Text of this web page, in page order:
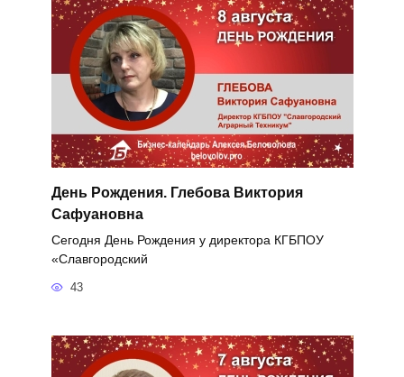
День Рождения. Глебова Виктория
Сафуановна
Сегодня День Рождения у директора КГБПОУ
«Славгородский
43